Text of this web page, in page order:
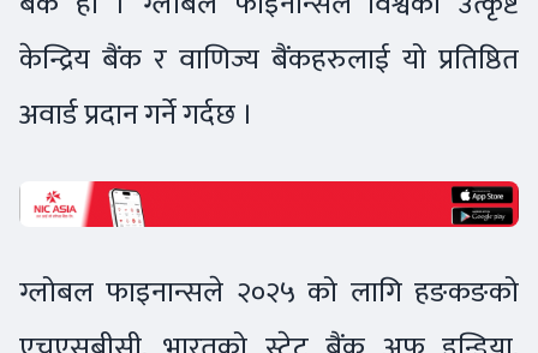
केन्द्रिय बैंक र वाणिज्य बैंकहरुलाई यो प्रतिष्ठित
अवार्ड प्रदान गर्ने गर्दछ ।
ग्लोबल फाइनान्सले २०२५ को लागि हङकङको